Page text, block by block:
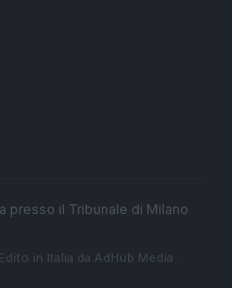
presso il Tribunale di Milano
in Italia da AdHub Media